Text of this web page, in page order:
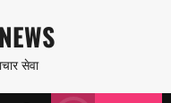
सेवा